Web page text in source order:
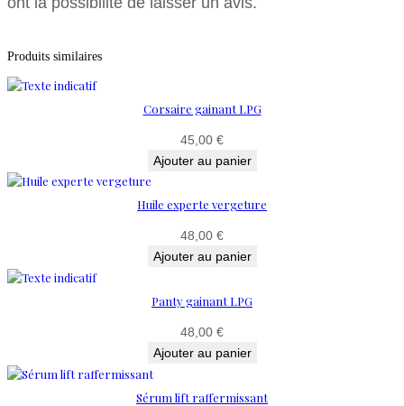
Produits similaires
Corsaire gainant LPG
45,00 €
Ajouter au panier
Huile experte vergeture
48,00 €
Ajouter au panier
Panty gainant LPG
48,00 €
Ajouter au panier
Sérum lift raffermissant